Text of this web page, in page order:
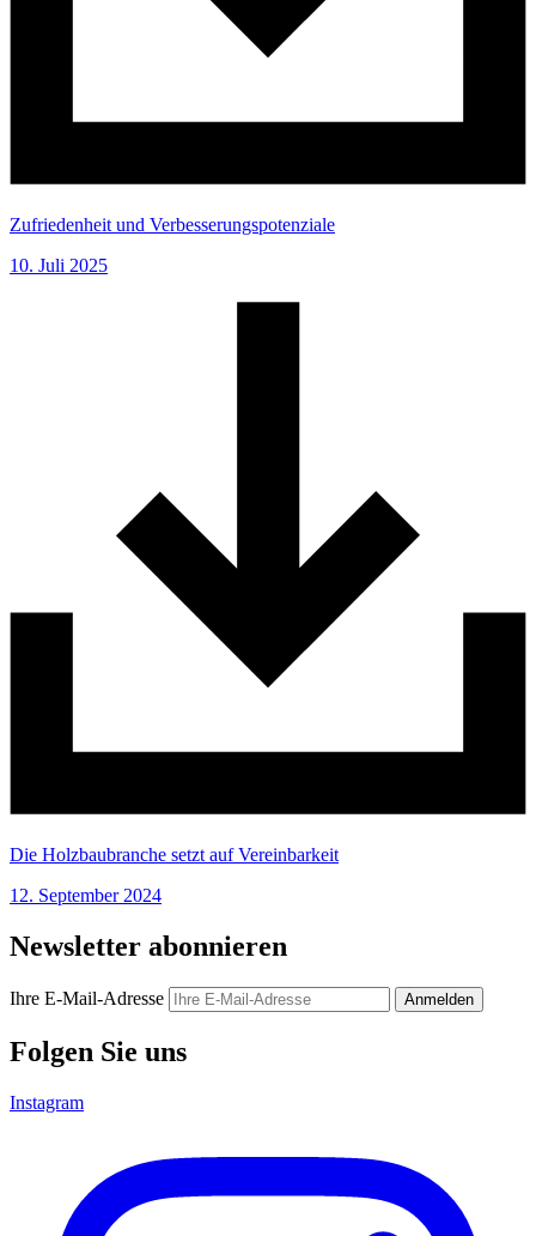
Zufriedenheit und Verbesserungspotenziale
10. Juli 2025
Die Holzbaubranche setzt auf Vereinbarkeit
12. September 2024
Newsletter abonnieren
Ihre E-Mail-Adresse Anmelden
Folgen Sie uns
Instagram